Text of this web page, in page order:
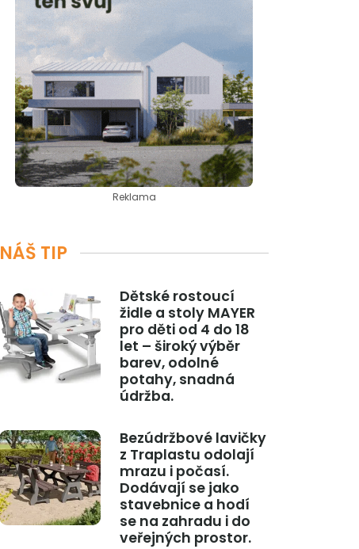
Reklama
NÁŠ TIP
Dětské rostoucí
židle a stoly MAYER
pro děti od 4 do 18
let – široký výběr
barev, odolné
potahy, snadná
údržba.
Bezúdržbové lavičky
z Traplastu odolají
mrazu i počasí.
Dodávají se jako
stavebnice a hodí
se na zahradu i do
veřejných prostor.